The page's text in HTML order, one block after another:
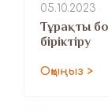
05.10.2023
Тұрақты
біріктіру
Оқыңыз >